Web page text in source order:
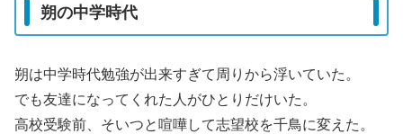
朔の中学時代
朔は中学時代勉強が出来すぎて周りから浮いていた。
でも友達になってくれた人がひとりだけいた。
高校受験前、そいつと喧嘩して志望校を千鳥に変えた。